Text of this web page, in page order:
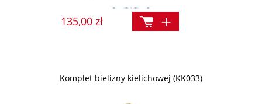
135,00 zł
Komplet bielizny kielichowej (KK033)